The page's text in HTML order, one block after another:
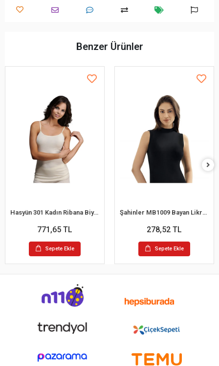
Benzer Ürünler
Hasyün 301 Kadın Ribana Biyeli Yün İp Askılı Atlet
771,65 TL
Sepete Ekle
Şahinler MB1009 Bayan Likralı Balıkcı Yaka Atlet
278,52 TL
Sepete Ekle